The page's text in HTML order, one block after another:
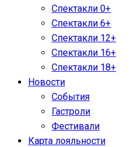
Спектакли 0+
Спектакли 6+
Спектакли 12+
Спектакли 16+
Спектакли 18+
Новости
События
Гастроли
Фестивали
Карта лояльности